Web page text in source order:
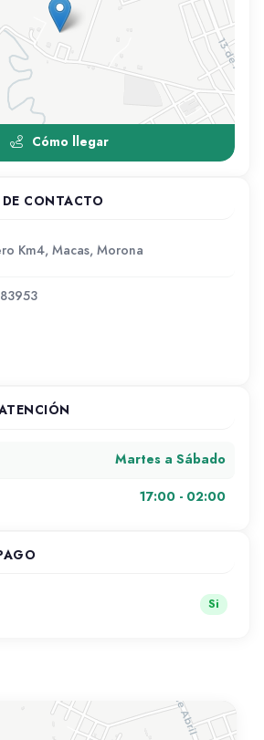
Cómo llegar
CONTACTO
Km4, Macas, Morona
Martes a Sábado
17:00 - 02:00
Si